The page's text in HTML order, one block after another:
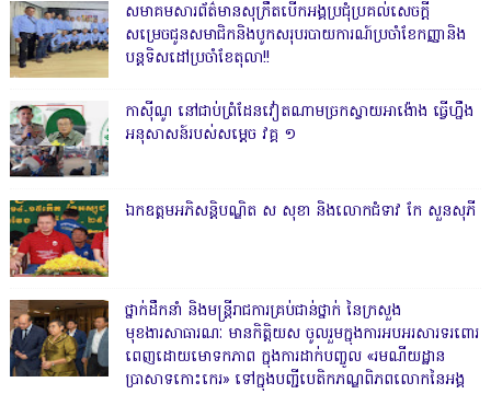
សមាគមសារព័ត៌មានសុក្រឹតបើកអង្គប្រជុំប្រគល់សេចក្តី
សម្រេចជូនសមាជិកនិងបូកសរុបរបាយការណ៍ប្រចាំខែកញ្ញានិង
បន្តទិសដៅប្រចាំខែតុលា!!
កាសុីណូ នៅជាប់ព្រំដែនវៀតណាមច្រកស្វាយអាង៉ោង ធ្វើហ្នឹង
អនុសាសន៍របស់សម្ដេច វគ្គ ១
ឯកឧត្តមអភិសន្តិបណ្ឌិត ស សុខា និងលោកជំទាវ កែ សួនសុភី
ថ្នាក់ដឹកនាំ និងមន្ត្រីរាជការគ្រប់ជាន់ថ្នាក់ នៃក្រសួង
មុខងារសាធារណៈ មានកិត្តិយស ចូលរួមក្នុងការអបអរសារទរពោរ
ពេញដោយមោទកភាព ក្នុងការដាក់បញ្ចូល «រមណីយដ្ឋាន
ប្រាសាទកោះកេរ» ទៅក្នុងបញ្ជីបេតិកភណ្ឌពិភពលោកនៃអង្គ